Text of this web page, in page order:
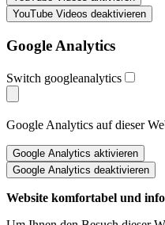
Google Analytics
Switch googleanalytics
Google Analytics auf dieser
Website komfortabel und